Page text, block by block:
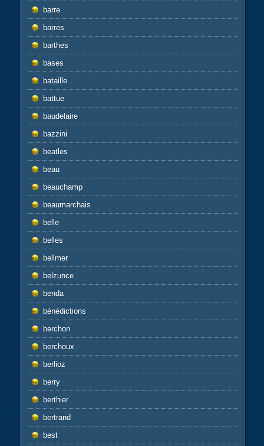
barre
barres
barthes
bases
bataille
battue
baudelaire
bazzini
beatles
beau
beauchamp
beaumarchais
belle
belles
bellmer
belzunce
benda
bénédictions
berchon
berchoux
berlioz
berry
berthier
bertrand
best